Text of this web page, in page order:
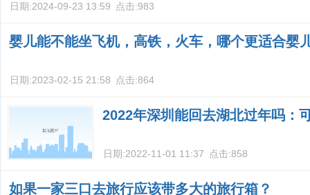
日期:2024-09-23 13:59 点击:983
婴儿能不能坐飞机，高铁，火车，哪个更适合婴
日期:2023-02-15 21:58 点击:864
2022年深圳能回去湖北过年吗：
日期:2022-11-01 11:37 点击:858
如果一家三口去旅行应该带多大的旅行箱？